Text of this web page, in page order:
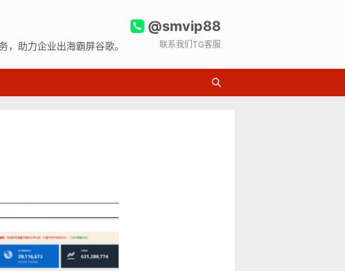
助力企业出海霸屏谷歌。
@smvip88
联系我们TG客服